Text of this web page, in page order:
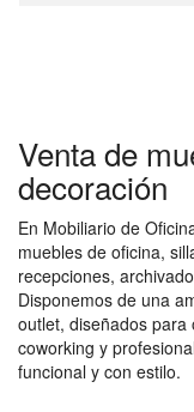
Venta de
decoración
En Mobiliario de
muebles de oficina,
recepciones,
Disponemos de una
outlet, diseñados
coworking y
funcional y con estilo.